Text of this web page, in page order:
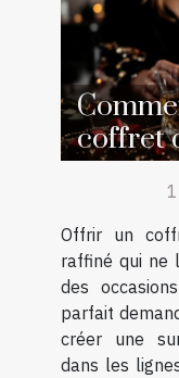
coffret
pour
Offrir un
raffiné qui ne
des
parfait
créer une
dans les